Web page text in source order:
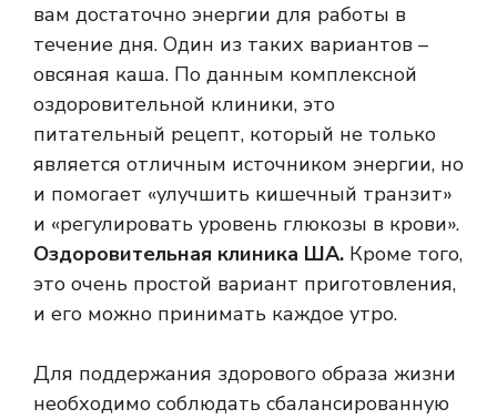
вам достаточно энергии для работы в
течение дня. Один из таких вариантов –
овсяная каша. По данным комплексной
оздоровительной клиники, это
питательный рецепт, который не только
является отличным источником энергии, но
и помогает «улучшить кишечный транзит»
и «регулировать уровень глюкозы в крови».
Оздоровительная клиника ША. Кроме того,
это очень простой вариант приготовления,
и его можно принимать каждое утро.
Для поддержания здорового образа жизни
необходимо соблюдать сбалансированную